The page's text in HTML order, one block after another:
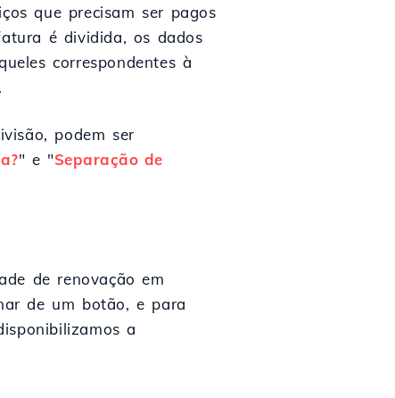
que precisam ser pagos
é dividida, os dados
correspondentes à
podem ser
" e "Separação de
de renovação em
de um botão, e para
a